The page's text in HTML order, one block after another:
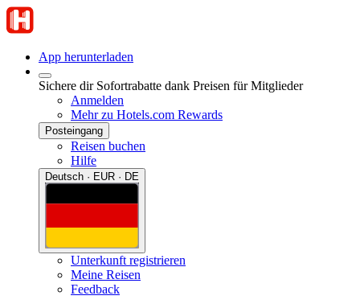
App herunterladen
Sichere dir Sofortrabatte dank Preisen für Mitglieder
Anmelden
Mehr zu Hotels.com Rewards
Posteingang
Reisen buchen
Hilfe
Deutsch · EUR · DE
Unterkunft registrieren
Meine Reisen
Feedback